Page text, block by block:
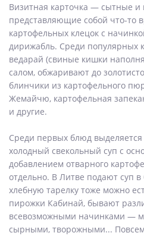
Визитная карточка — сытные
представляющие собой что-то
картофельных клецок с
дирижабль. Среди популярных
ведарай (свиные кишки
салом, обжаривают до
блинчики из картофельного
Жемайчю, картофельная
и другие.
Среди первых блюд
холодный свекольный суп с
добавлением отварного
отдельно. В Литве подают суп
хлебную тарелку тоже можно
пирожки Кабинай, бывают
всевозможными начинками —
сырными, творожными...